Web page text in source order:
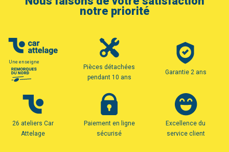
notre priorité
Une enseigne
Pièces détachées
pendant 10 ans
Garantie 2 ans
26 ateliers Car
Attelage
Paiement en ligne
sécurisé
Excellence du
service client